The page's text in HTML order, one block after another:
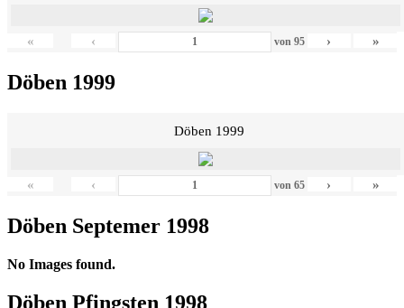
« ‹ von 95 › »
Döben 1999
Döben 1999
« ‹ von 65 › »
Döben Septemer 1998
No Images found.
Döben Pfingsten 1998